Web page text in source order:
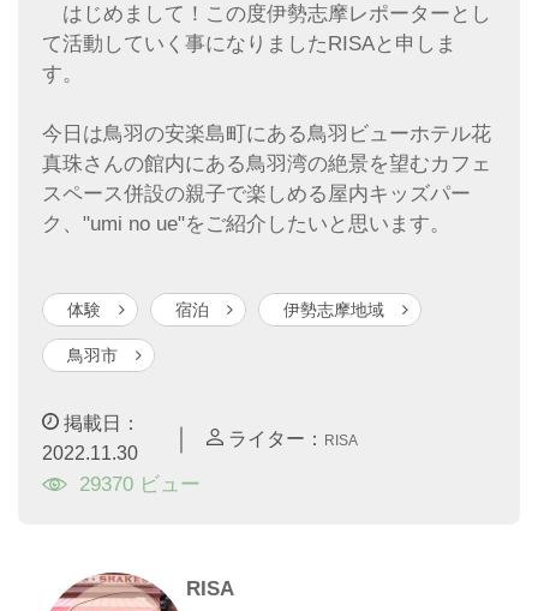
はじめまして！この度伊勢志摩レポーターとし
て活動していく事になりましたRISAと申しま
す。
今日は鳥羽の安楽島町にある鳥羽ビューホテル花
真珠さんの館内にある鳥羽湾の絶景を望むカフェ
スペース併設の親子で楽しめる屋内キッズパー
ク、"umi no ue"をご紹介したいと思います。
体験 宿泊 伊勢志摩地域
鳥羽市
掲載日：
2022.11.30
ライター： RISA
29370 ビュー
RISA